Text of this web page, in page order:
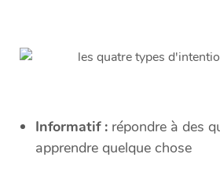
Informatif : répondre à des
apprendre quelque chose